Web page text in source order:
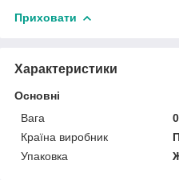
Приховати
Характеристики
Основні
Вага
Країна виробник
Упаковка